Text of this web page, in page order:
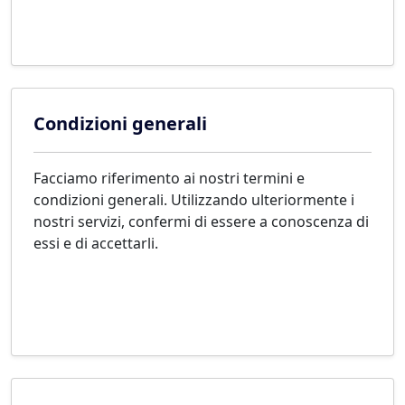
Condizioni generali
Facciamo riferimento ai nostri termini e
condizioni generali. Utilizzando ulteriormente i
nostri servizi, confermi di essere a conoscenza di
essi e di accettarli.